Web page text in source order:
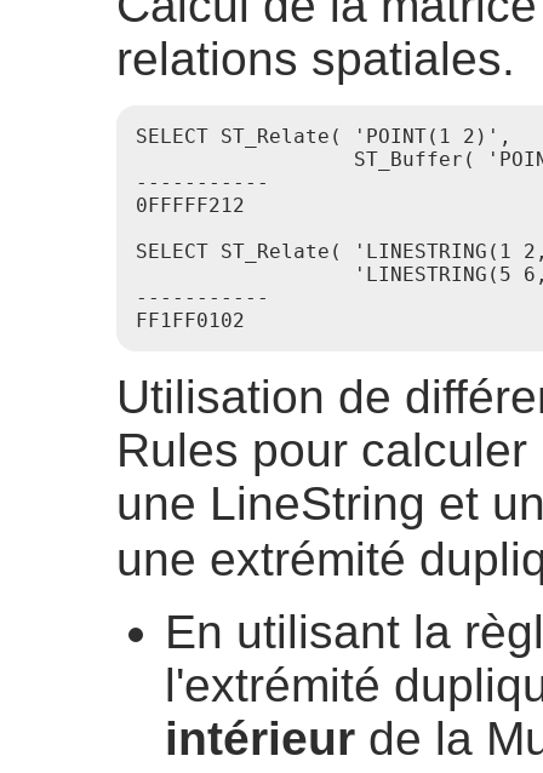
relations spatiales.
SELECT ST_Relate( 'POINT(1 2)',
ST_Buffer(
-----------
0FFFFF212
SELECT ST_Relate(
'LINESTRING(5
-----------
Utilisation de
Rules pour
une LineString et
une extrémité
En utilisant la
l'extrémité
intérieur de la